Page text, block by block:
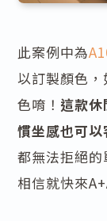
此案例中為
以訂製顏色
色唷！ 這款
慣坐感也可以
都無法拒絕
相信就快來